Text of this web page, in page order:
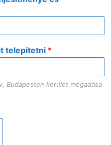
telepítetni *
Budapesten kerület megadása